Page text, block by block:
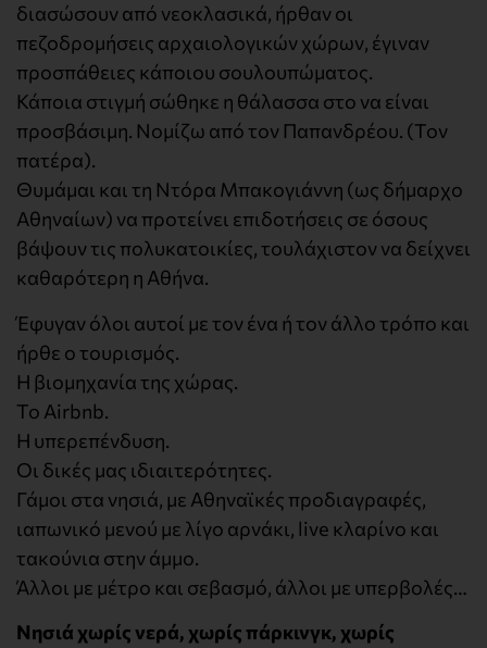
διασώσουν από νεοκλασικά, ήρθαν οι
πεζοδρομήσεις αρχαιολογικών χώρων, έγιναν
προσπάθειες κάποιου σουλουπώματος.
Κάποια στιγμή σώθηκε η θάλασσα στο να είναι
προσβάσιμη. Νομίζω από τον Παπανδρέου. (Τον
πατέρα).
Θυμάμαι και τη Ντόρα Μπακογιάννη (ως δήμαρχο
Αθηναίων) να προτείνει επιδοτήσεις σε όσους
βάψουν τις πολυκατοικίες, τουλάχιστον να δείχνει
καθαρότερη η Αθήνα.
Έφυγαν όλοι αυτοί με τον ένα ή τον άλλο τρόπο και
ήρθε ο τουρισμός.
Η βιομηχανία της χώρας.
Το Airbnb.
Η υπερεπένδυση.
Οι δικές μας ιδιαιτερότητες.
Γάμοι στα νησιά, με Αθηναϊκές προδιαγραφές,
ιαπωνικό μενού με λίγο αρνάκι, live κλαρίνο και
τακούνια στην άμμο.
Άλλοι με μέτρο και σεβασμό, άλλοι με υπερβολές…
Νησιά χωρίς νερά, χωρίς πάρκινγκ, χωρίς